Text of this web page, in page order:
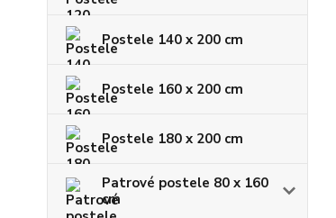
Postele 140 x 200 cm
Postele 160 x 200 cm
Postele 180 x 200 cm
Patrové postele 80 x 160
cm